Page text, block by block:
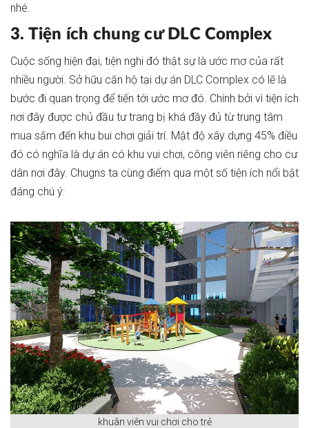
nhé.
3. Tiện ích chung cư DLC Complex
Cuộc sống hiện đại, tiện nghi đó thật sự là ước mơ của rất
nhiều người. Sở hữu căn hộ tại dự án DLC Complex có lẽ là
bước đi quan trọng để tiến tới ước mơ đó. Chính bởi vì tiện ích
nơi đây được chủ đầu tư trang bị khá đầy đủ từ trung tâm
mua sắm đến khu bui chơi giải trí. Mật độ xây dựng 45% điều
đó có nghĩa là dự án có khu vui chơi, công viên riêng cho cư
dân nơi đây. Chugns ta cùng điểm qua một số tiện ích nổi bật
đáng chú ý:
khuân viên vui chơi cho trẻ